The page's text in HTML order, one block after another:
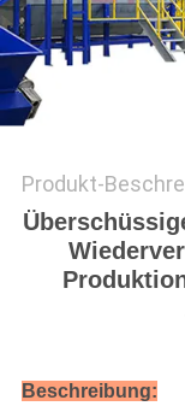
PRIVACY
POLICY
Produkt-
Beschreibung: